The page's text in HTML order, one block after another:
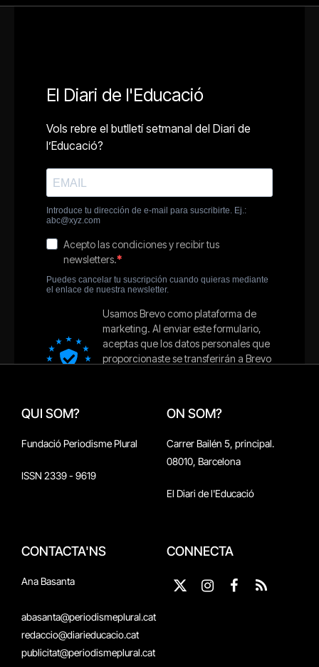
QUI SOM?
Fundació Periodisme Plural
ISSN 2339 - 9619
ON SOM?
Carrer Bailén 5, principal.
08010, Barcelona
El Diari de l'Educació
CONTACTA'NS
Ana Basanta
abasanta@periodismeplural.cat
redaccio@diarieducacio.cat
publicitat@periodismeplural.cat
CONNECTA
X
Instagram
Facebook
RSS